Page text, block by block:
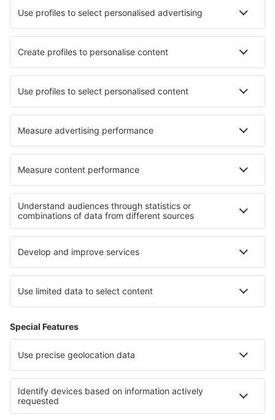
Cele mai bune hoteluri - orașe
Hoteluri în Alresford Hoteluri în Bindslev
Hoteluri în Camp Smith Hoteluri în Brocēni
Hoteluri în Drake Bay Hoteluri în Aljubarrota
Cele mai bune hoteluri - regiuni
Hoteluri in Liguria Hoteluri in Campania
Hoteluri in Italy - ski Hoteluri in Umbria
Hoteluri in Abruzzo Hoteluri Lovech province
Hoteluri in Iàmbol Hoteluri în Provence-Alpes-Cote d'Azur